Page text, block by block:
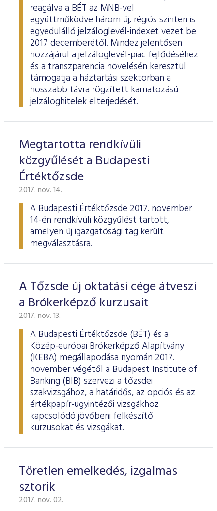
reagálva a BÉT az MNB-vel
együttműködve három új, régiós szinten is
egyedülálló jelzáloglevél-indexet vezet be
2017 decemberétől. Mindez jelentősen
hozzájárul a jelzáloglevél-piac fejlődéséhez
és a transzparencia növelésén keresztül
támogatja a háztartási szektorban a
hosszabb távra rögzített kamatozású
jelzáloghitelek elterjedését.
Megtartotta rendkívüli
közgyűlését a Budapesti
Értéktőzsde
2017. nov. 14.
A Budapesti Értéktőzsde 2017. november
14-én rendkívüli közgyűlést tartott,
amelyen új igazgatósági tag került
megválasztásra.
A Tőzsde új oktatási cége átveszi
a Brókerképző kurzusait
2017. nov. 13.
A Budapesti Értéktőzsde (BÉT) és a
Közép-európai Brókerképző Alapítvány
(KEBA) megállapodása nyomán 2017.
november végétől a Budapest Institute of
Banking (BIB) szervezi a tőzsdei
szakvizsgához, a határidős, az opciós és az
értékpapír-ügyintézői vizsgákhoz
kapcsolódó jövőbeni felkészítő
kurzusokat és vizsgákat.
Töretlen emelkedés, izgalmas
sztorik
2017. nov. 02.